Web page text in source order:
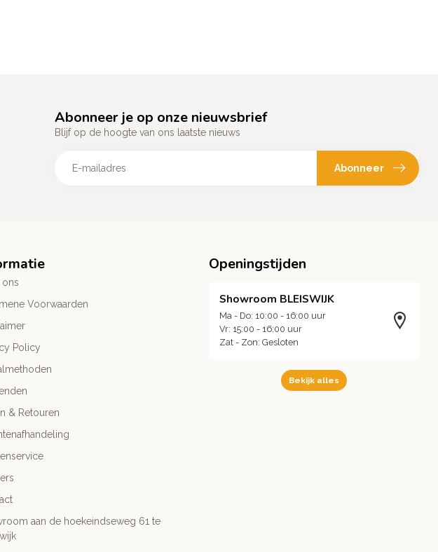
Abonneer je op onze nieuwsbrief
Blijf op de hoogte van ons laatste nieuws
Abonneer
ons
Voorwaarden
Policy
& Retouren
aan de hoekeindseweg 61 te
Openingstijden
Showroom BLEISWIJK
Ma - Do: 10:00 - 16:00 uur
Vr: 15:00 - 16:00 uur
Zat - Zon: Gesloten
Bekijk alles